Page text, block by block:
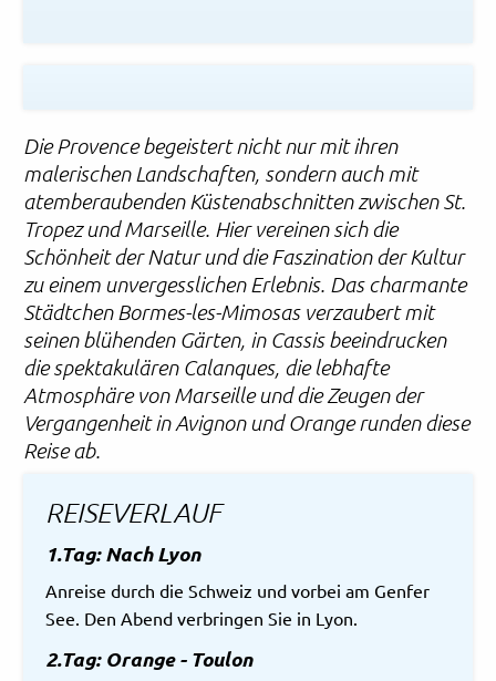
Die Provence begeistert nicht nur mit ihren
malerischen Landschaften, sondern auch mit
atemberaubenden Küstenabschnitten zwischen St.
Tropez und Marseille. Hier vereinen sich die
Schönheit der Natur und die Faszination der Kultur
zu einem unvergesslichen Erlebnis. Das charmante
Städtchen Bormes-les-Mimosas verzaubert mit
seinen blühenden Gärten, in Cassis beeindrucken
die spektakulären Calanques, die lebhafte
Atmosphäre von Marseille und die Zeugen der
Vergangenheit in Avignon und Orange runden diese
Reise ab.
REISEVERLAUF
1.Tag: Nach Lyon
Anreise durch die Schweiz und vorbei am Genfer
See. Den Abend verbringen Sie in Lyon.
2.Tag: Orange - Toulon